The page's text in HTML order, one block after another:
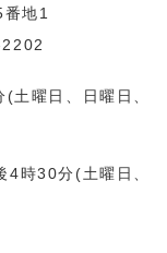
地1
曜日、日曜日、
時30分(土曜日、